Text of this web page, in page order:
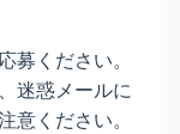
募ください。
迷惑メールに
意ください。